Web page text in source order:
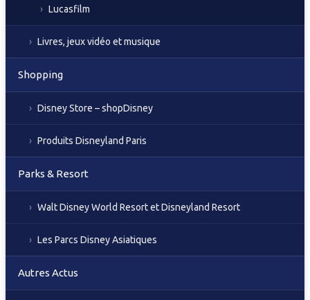
Lucasfilm
Livres, jeux vidéo et musique
Shopping
Disney Store – shopDisney
Produits Disneyland Paris
Parks & Resort
Walt Disney World Resort et Disneyland Resort
Les Parcs Disney Asiatiques
Autres Actus